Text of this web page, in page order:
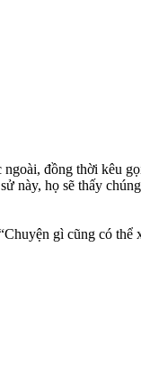
đồng thời kêu
này, họ sẽ thấy
gì cũng có thể